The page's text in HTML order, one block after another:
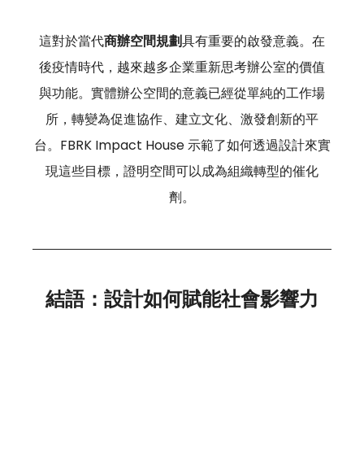
這對於當代商辦空間規劃具有重要的啟發意義。在
後疫情時代，越來越多企業重新思考辦公室的價值
與功能。實體辦公空間的意義已經從單純的工作場
所，轉變為促進協作、建立文化、激發創新的平
台。FBRK Impact House 示範了如何透過設計來實
現這些目標，證明空間可以成為組織轉型的催化
劑。
結語：設計如何賦能社會影響力